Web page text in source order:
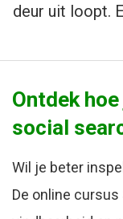
deur uit loopt.
Ontdek
social
Wil je beter
De online